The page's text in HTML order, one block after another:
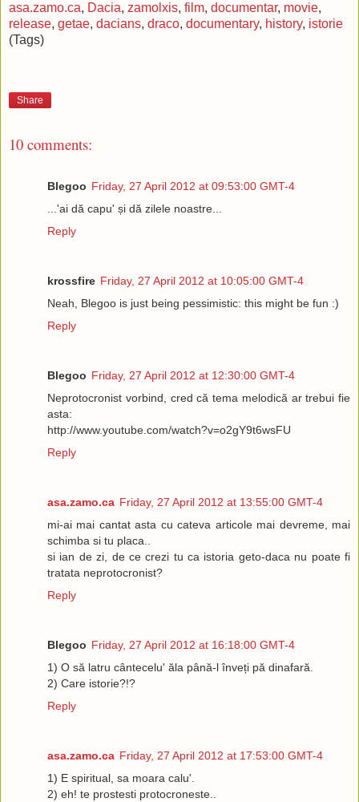
asa.zamo.ca, Dacia, zamolxis, film, documentar, movie,
release, getae, dacians, draco, documentary, history, istorie
(Tags)
Share
10 comments:
Blegoo Friday, 27 April 2012 at 09:53:00 GMT-4
...'ai dă capu' și dă zilele noastre...
Reply
krossfire Friday, 27 April 2012 at 10:05:00 GMT-4
Neah, Blegoo is just being pessimistic: this might be fun :)
Reply
Blegoo Friday, 27 April 2012 at 12:30:00 GMT-4
Neprotocronist vorbind, cred că tema melodică ar trebui fie
asta:
http://www.youtube.com/watch?v=o2gY9t6wsFU
Reply
asa.zamo.ca Friday, 27 April 2012 at 13:55:00 GMT-4
mi-ai mai cantat asta cu cateva articole mai devreme, mai
schimba si tu placa..
si ian de zi, de ce crezi tu ca istoria geto-daca nu poate fi
tratata neprotocronist?
Reply
Blegoo Friday, 27 April 2012 at 16:18:00 GMT-4
1) O să latru cântecelu' ăla până-l înveți pă dinafară.
2) Care istorie?!?
Reply
asa.zamo.ca Friday, 27 April 2012 at 17:53:00 GMT-4
1) E spiritual, sa moara calu'.
2) eh! te prostesti protocroneste..